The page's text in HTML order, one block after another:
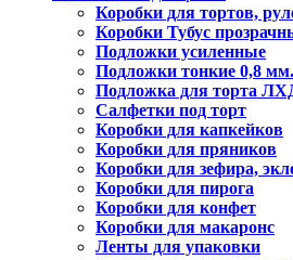
Коробки для тортов,
Коробки Тубус
Подложки усиленные
Подложки тонкие 0,8 мм.
Подложка для торта
Салфетки под торт
Коробки для капкейков
Коробки для пряников
Коробки для зефира,
Коробки для пирога
Коробки для конфет
Коробки для макаронс
Ленты для упаковки